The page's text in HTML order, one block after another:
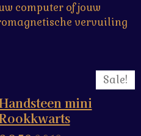
computer of jouw
vervuiling
Sale!
mini